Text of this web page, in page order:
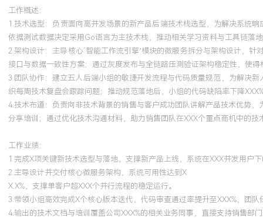
工作概述：
1.技术选型：负责面向高并发场景的新产品后端技术栈选型，为解决系统
依据测试数据决定采用Go语言为主技术栈，推动相关学习资料与工具链落
2.架构设计：主导核心‘智能工作流引擎’模块的微服务拆分与架构设计，
接口与数据一致性方案；通过灰度发布与全链路压测验证架构稳定性，使
3.团队协作：建立五人后端小组的敏捷开发流程与代码质量规范，为解决
织每周技术复盘会跟踪问题；推动规范落地后，小组的代码缺陷率下降
4.技术布道：负责向非技术背景的销售与客户成功团队讲解产品技术优势
分享培训；通过优化技术沟通材料，助力销售团队在XXX个重点商机中的技
工作业绩：
1.完成X项关键新技术选型与落地，支撑新产品上线，系统在XXX并发用户
2.主导设计并交付核心微服务架构，系统可用性达到X
X.X%，支撑单客户超XXX个并行流程的稳定运行。
3.带领小组高效完成X个核心版本迭代，代码审查通过率提升至XXX%，团
4.输出的技术文档与培训覆盖公司XXX%的相关业务同事，直接支持销售部